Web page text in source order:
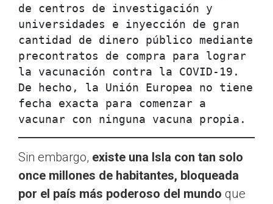
de centros de investigación y
universidades e inyección de gran
cantidad de dinero público mediante
precontratos de compra para lograr
la vacunación contra la COVID-19.
De hecho, la Unión Europea no tiene
fecha exacta para comenzar a
vacunar con ninguna vacuna propia.
Sin embargo, existe una Isla con tan solo
once millones de habitantes, bloqueada
por el país más poderoso del mundo que